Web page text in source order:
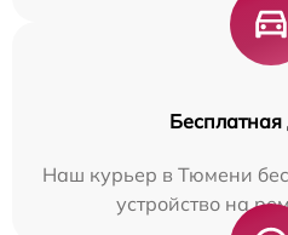
Бесплатная
Наш курьер в Тюмени
устройство на